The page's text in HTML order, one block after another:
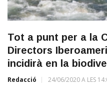
Tot a punt per a la
Directors
incidirà en la
Redacció 24/06/2020 A LES